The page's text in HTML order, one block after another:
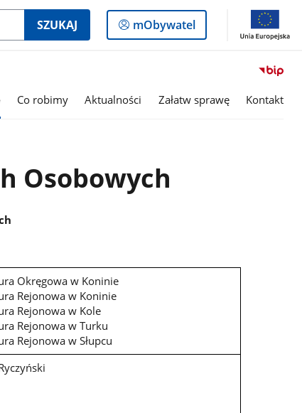
SZUKAJ
Logowanie
do
mObywatel
Co robimy Aktualności Załatw sprawę Kontakt
Osobowych
Okręgowa w Koninie
Rejonowa w Koninie
Rejonowa w Kole
Rejonowa w Turku
Rejonowa w Słupcu